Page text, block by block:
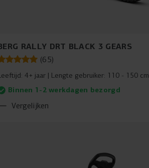
RALLY DRT BLACK 3 GEARS
(65)
4+ jaar Lengte gebruiker: 110 - 150 cm
Binnen 1-2 werkdagen bezorgd
Vergelijken